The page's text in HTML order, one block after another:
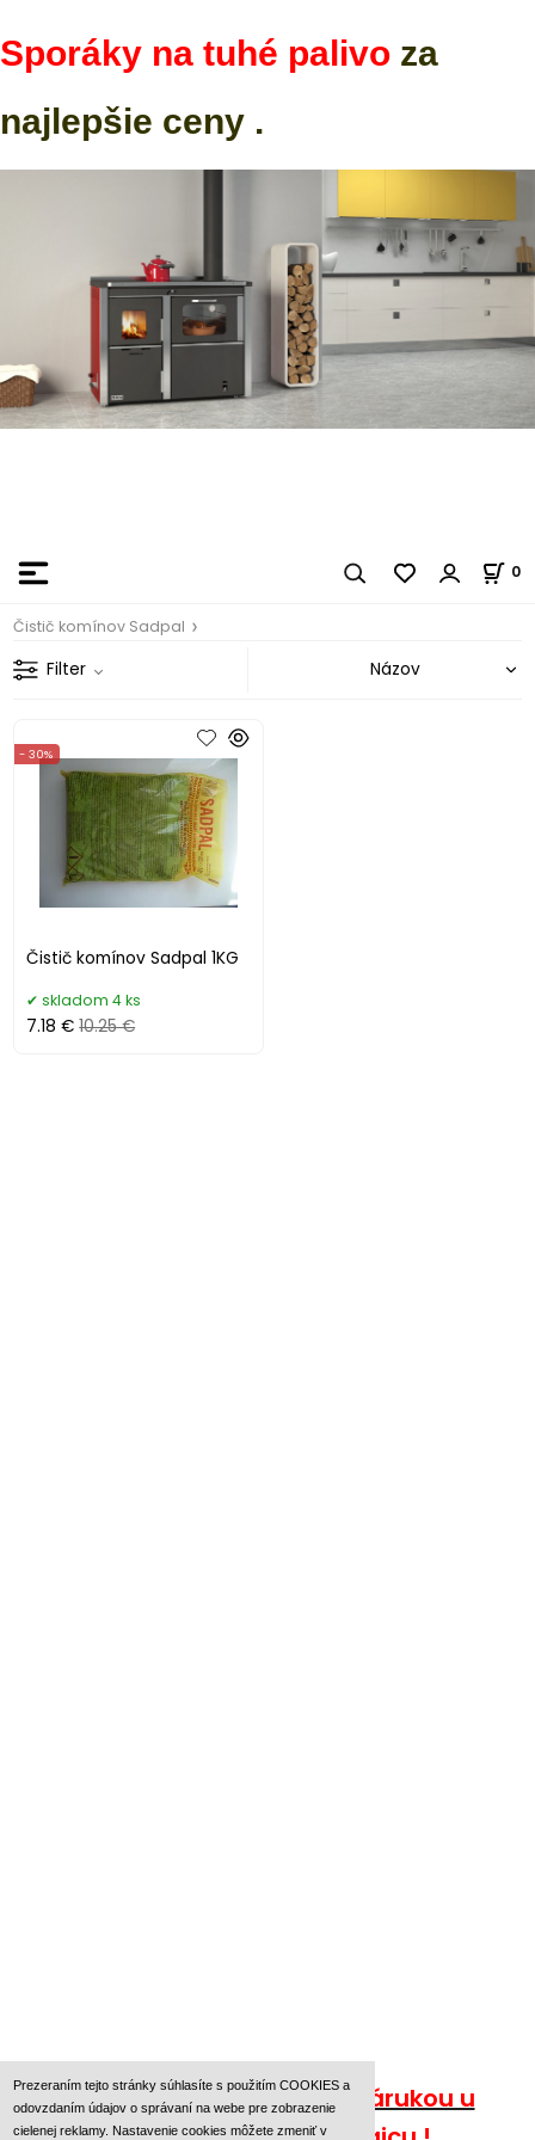
Prezeraním tejto stránky súhlasíte s použitím COOKIES a
odovzdaním údajov o správaní na webe pre zobrazenie
cielenej reklamy. Nastavenie cookies môžete zmeniť v
Sporáky na tuhé palivo za
najlepšie ceny .
0
Čistič komínov Sadpal
Filter
Čistič komínov Sadpal 1KG
- 30%
skladom 4 ks
7.18 € 10.25 €
Nakupujte bezpečne so zárukou u